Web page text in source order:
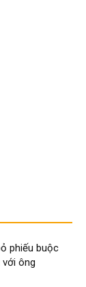
phiếu buộc
ông